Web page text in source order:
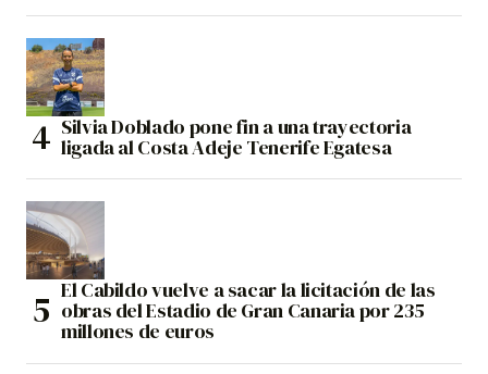
Silvia Doblado pone fin a una trayectoria
ligada al Costa Adeje Tenerife Egatesa
El Cabildo vuelve a sacar la licitación de las
obras del Estadio de Gran Canaria por 235
millones de euros